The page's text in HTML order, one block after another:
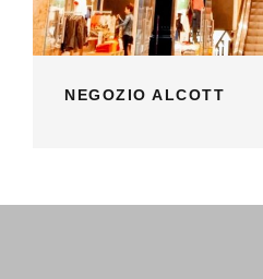
NEGOZIO ALCOTT